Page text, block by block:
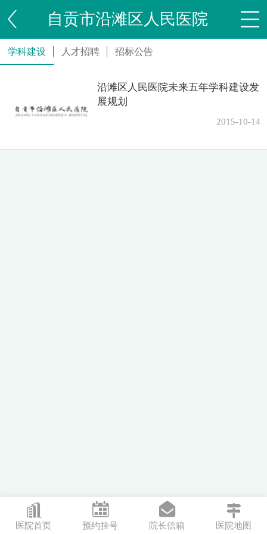
自贡市沿滩区人民医院
学科建设 人才招聘 招标公告
沿滩区人民医院未来五年学科建设发
展规划
2015-10-14

医院首页

预约挂号

院长信箱

医院地图